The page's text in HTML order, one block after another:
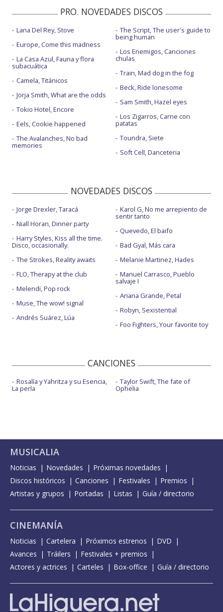
PRO. NOVEDADES DISCOS
Lana Del Rey, Stove
Europe, Come this madness
La Casa Azul, Fauna y flora
subacuática
Camela, Titánicos
Jorja Smith, What are the odds
Tokio Hotel, Encore
Eels, Cookie happened
The Avalanches, No bad
memories
The Script, The user's guide to
being human
Los Enemigos, Canciones
chulas
Train, Mad dog in the fog
Beck, Ride lonesome
Sam Smith, Hazel eyes
Los Zigarros, Carne con
patatas
Toundra, Siete
Soft Cell, Danceteria
NOVEDADES DISCOS
Jorge Drexler, Taracá
Niall Horan, Dinner party
Harry Styles, Kiss all the time.
Disco, occasionally.
The Strokes, Reality awaits
FLO, Therapy at the club
Melendi, Pop rock
Muse, The wow! signal
Andrés Suárez, Lúa
Karol G, No me arrepiento de
sentir tanto
Quevedo, El baifo
Bad Gyal, Más cara
Melanie Martinez, Hades
Manuel Carrasco, Pueblo
salvaje I
Ariana Grande, Petal
Robyn, Sexistential
Foo Fighters, Your favorite toy
CANCIONES
Rosalía y Yahritza y su Esencia,
La perla
Taylor Swift, The fate of
Ophelia
MUSICALIA
Noticias Novedades
Próximas novedades
Discos históricos
Canciones Festivales
Premios
Artistas y grupos
Portadas Listas Guía / directorio
CINEMANÍA
Noticias Cartelera Próximos estrenos
DVD
Avances
Tráilers
Festivales + premios
Actores y actrices
Carteles Box-office Guía / directorio